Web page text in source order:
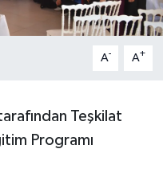
A- A+
Teşkilat
Programı